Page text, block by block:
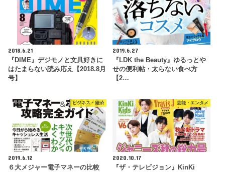
2018.6.21
『DIME』デジモノと文具好きに
はたまらない読み応え【2018.8月
号】
2019.6.27
『LDK the Beauty』ゆるっとや
せの便利帖・太らない食べ方
【2…
ビジネス・経済
2019.6.12
６大メジャー電子マネーの比較
芸能・エンタメ
2020.10.17
『ザ・テレビジョン』KinKi